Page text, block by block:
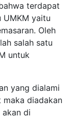
terdapat
UMKM yaitu
Oleh
salah satu
untuk
yang dialami
maka diadakan
akan di